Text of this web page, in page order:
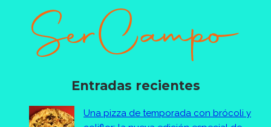
Entradas recientes
Una pizza de temporada con brócoli y